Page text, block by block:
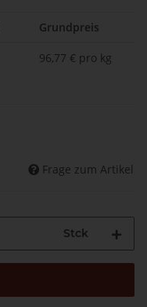
Grundpreis
96,77 € pro kg
Frage zum Artikel
Stck